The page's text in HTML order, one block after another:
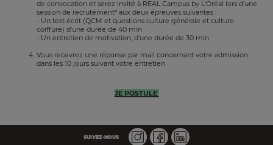
de convocation et serez invité à REAL Campus by L'Oréal lors d'une
session de recrutement* aux deux épreuves suivantes :
- Un test écrit (QCM et questions culture générale et culture
coiffure) d’une durée de 40 min
- Un entretien de motivation, d’une durée de 30 min
Vous recevrez une réponse par mail concernant votre admission
dans les 10 jours suivant votre entretien
JE POSTULE
SUIVEZ-NOUS